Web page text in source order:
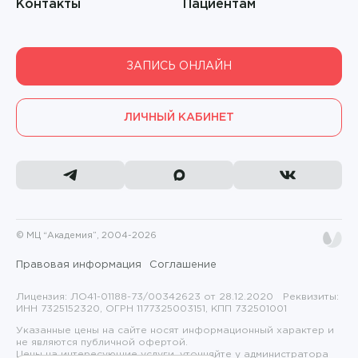
Контакты Пациентам
ЗАПИСЬ ОНЛАЙН
ЛИЧНЫЙ КАБИНЕТ
© МЦ “Академия”, 2004-2026
Правовая информация Соглашение
Лицензия: ЛО41-01188-73/00342623 от 28.12.2020 Реквизиты:
ИНН 7325152320, ОГРН 1177325003151, КПП 732501001
Указанные цены на сайте носят информационный характер и
не являются публичной офертой.
Цены на интересующие услуги, уточняйте у администратора
Богоутдинова Ольга Рафиковна
Вебер Евгений Валерьевич
Владимиркина Мария Сергеевна
Галныкина Наталья Николаевна
Ганиева Эльвира Серверовна
ЛФК
Маммография
Многофункциональная терапия
МРТ
Неврология